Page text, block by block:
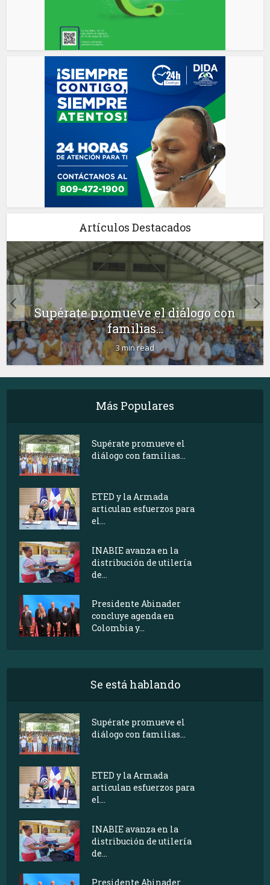
Artículos Destacados
Supérate promueve el diálogo con
familias...
3 min read
Más Populares
Supérate promueve el
diálogo con familias...
ETED y la Armada
articulan esfuerzos para
el...
INABIE avanza en la
distribución de utilería
de...
Presidente Abinader
concluye agenda en
Colombia y...
Se está hablando
Supérate promueve el
diálogo con familias...
ETED y la Armada
articulan esfuerzos para
el...
INABIE avanza en la
distribución de utilería
de...
Presidente Abinader